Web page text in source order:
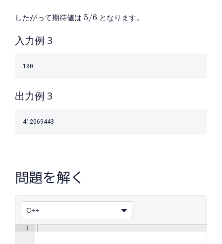
したがって期待値は 5/6
5 /6 となります。
入力例 3
出力例 3
問題を解く
1